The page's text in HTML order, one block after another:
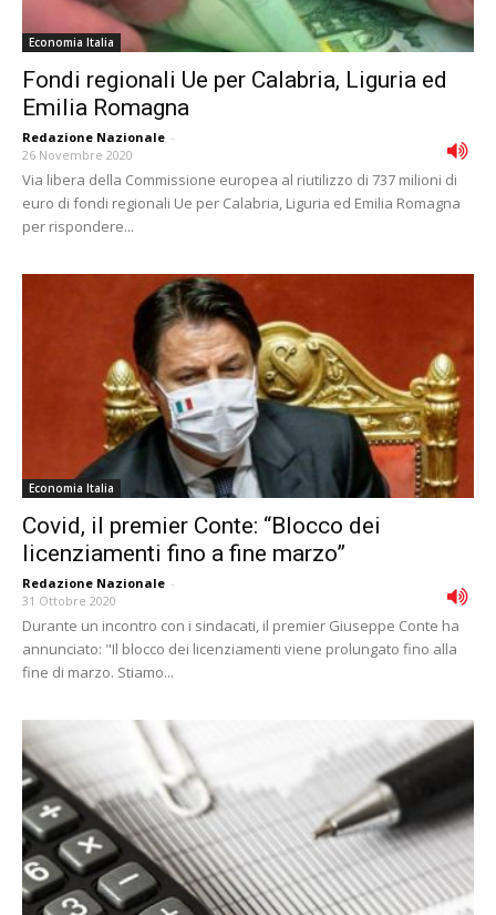
Economia Italia
Fondi regionali Ue per Calabria, Liguria ed
Emilia Romagna
Redazione Nazionale -
26 Novembre 2020
Via libera della Commissione europea al riutilizzo di 737 milioni di
euro di fondi regionali Ue per Calabria, Liguria ed Emilia Romagna
per rispondere...
Economia Italia
Covid, il premier Conte: “Blocco dei
licenziamenti fino a fine marzo”
Redazione Nazionale -
31 Ottobre 2020
Durante un incontro con i sindacati, il premier Giuseppe Conte ha
annunciato: "Il blocco dei licenziamenti viene prolungato fino alla
fine di marzo. Stiamo...